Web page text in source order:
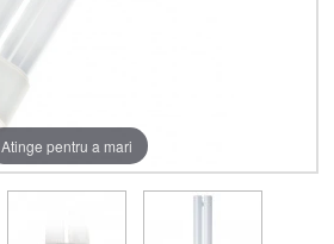
Atinge pentru a mari